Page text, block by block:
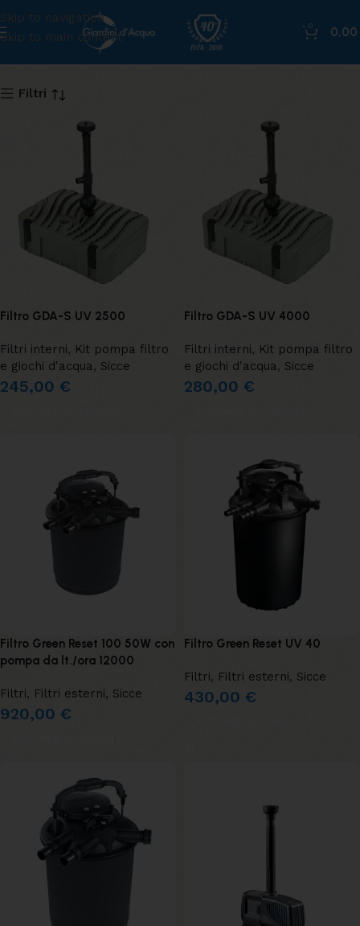
Skip to navigation
Skip to main content
0 0,00
Sicce
Filtri
Filtro GDA-S UV 2500
Filtri interni, Kit pompa filtro
e giochi d'acqua, Sicce
245,00 €
Filtro GDA-S UV 4000
Filtri interni, Kit pompa filtro
e giochi d'acqua, Sicce
280,00 €
Filtro Green Reset 100 50W con
pompa da lt./ora 12000
Filtri, Filtri esterni, Sicce
920,00 €
Filtro Green Reset UV 40
Filtri, Filtri esterni, Sicce
430,00 €